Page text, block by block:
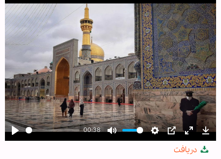
Play
00:38
Mute Settings
PIP Enter
دریافت